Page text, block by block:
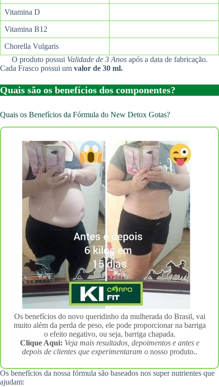
Vitamina D
Vitamina B12
Chorella Vulgaris
O produto possui Validade de 3 Anosapós a data de fabricação.
Cada Frasco possui um valor de 30 ml.
Quais são os benefícios dos componentes?
Quais os Benefícios da Fórmula do New Detox Gotas?
Os benefícios do novo queridinho da mulherada do Brasil, vai
muito além da perda de peso, ele pode proporcionar na barriga
o efeito negativo, ou seja, barriga chapada.
Clique Aqui: Veja mais resultados, depoimentos e antes e
depois de clientes que experimentaram o nosso produto..
Os benefícios da nossa fórmula são baseados nos super nutrientes que
ajudam: